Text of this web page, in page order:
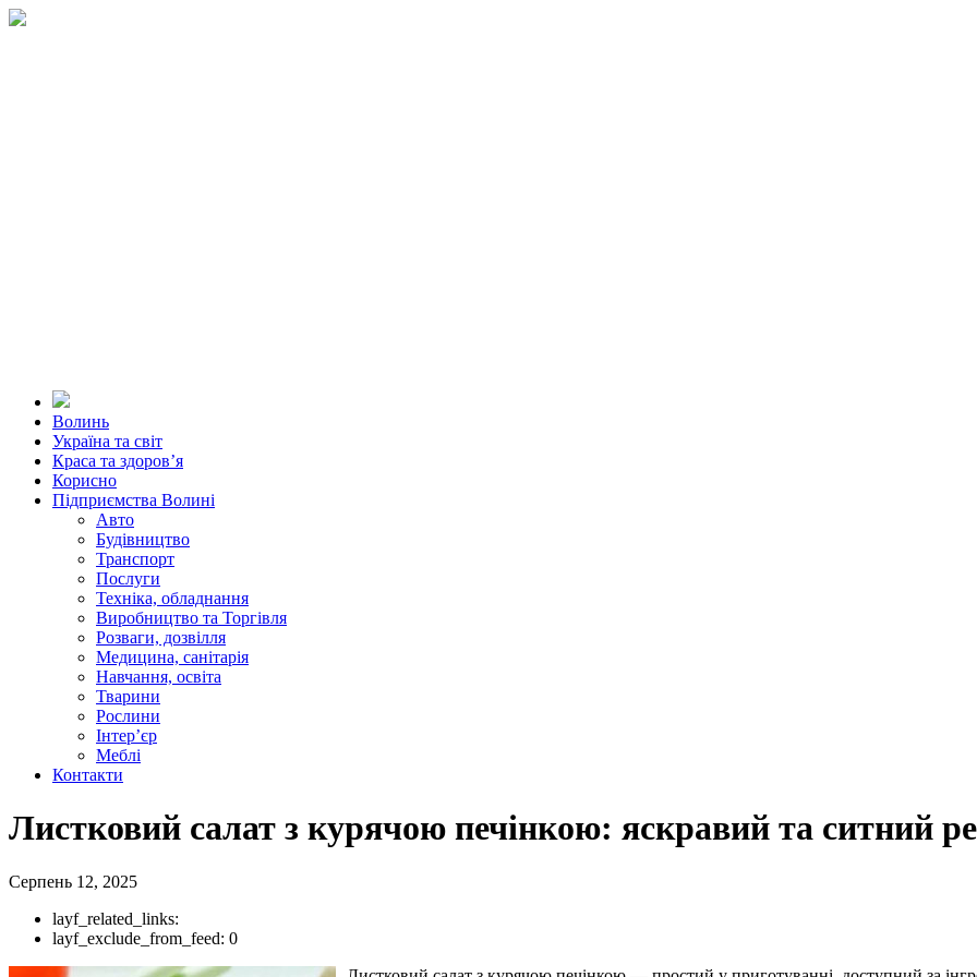
Волинь
Україна та світ
Краса та здоров’я
Корисно
Підприємства Волині
Авто
Будівництво
Транспорт
Послуги
Техніка, обладнання
Виробництво та Торгівля
Розваги, дозвілля
Медицина, санітарія
Навчання, освіта
Тварини
Рослини
Інтер’єр
Меблі
Контакти
Листковий салат з курячою печінкою: яскравий та ситний
Серпень 12, 2025
layf_related_links:
layf_exclude_from_feed: 0